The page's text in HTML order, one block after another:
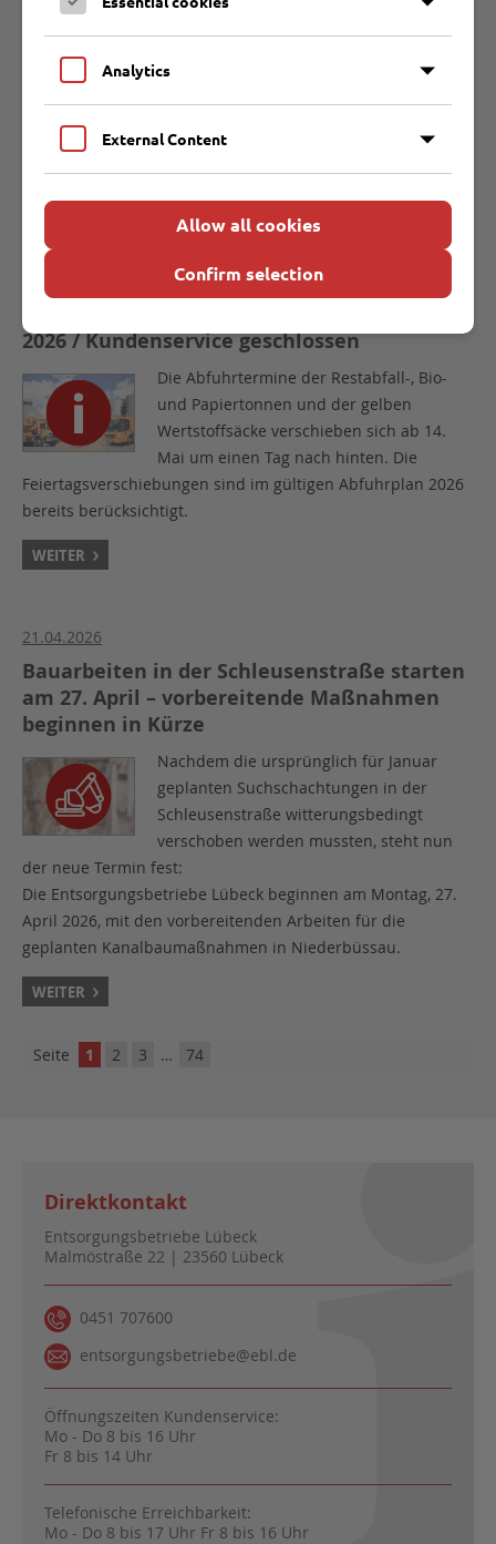
Wertstoffsäcke verschieben sich ab 14.
Mai um einen Tag nach hinten. Die
Feiertagsverschiebungen sind im gültigen Abfuhrplan 2026
bereits berücksichtigt.
WEITER
2026 / Kundenservice geschlossen
Die Abfuhrtermine der Restabfall-, Bio-
und Papiertonnen und der gelben
Wertstoffsäcke verschieben sich ab 14.
Mai um einen Tag nach hinten. Die
Feiertagsverschiebungen sind im gültigen Abfuhrplan 2026
bereits berücksichtigt.
WEITER
21.04.2026
Bauarbeiten in der Schleusenstraße starten
am 27. April – vorbereitende Maßnahmen
beginnen in Kürze
Nachdem die ursprünglich für Januar
geplanten Suchschachtungen in der
Schleusenstraße witterungsbedingt
verschoben werden mussten, steht nun
der neue Termin fest:
Die Entsorgungsbetriebe Lübeck beginnen am Montag, 27.
April 2026, mit den vorbereitenden Arbeiten für die
geplanten Kanalbaumaßnahmen in Niederbüssau.
WEITER
Seite 1 2 3 … 74
Direktkontakt
Entsorgungsbetriebe Lübeck
Malmöstraße 22 | 23560 Lübeck
0451 707600
entsorgungsbetriebe@ebl.de
Öffnungszeiten Kundenservice:
Mo - Do 8 bis 16 Uhr
Fr 8 bis 14 Uhr
Telefonische Erreichbarkeit:
Mo - Do 8 bis 17 Uhr Fr 8 bis 16 Uhr
Analytics
External Content
Allow all cookies
Confirm selection